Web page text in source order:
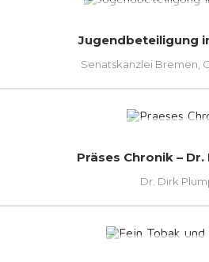
Jugendbeteiligung
Senatskanzlei Bremen,
Präses Chronik –
Dr. Dirk